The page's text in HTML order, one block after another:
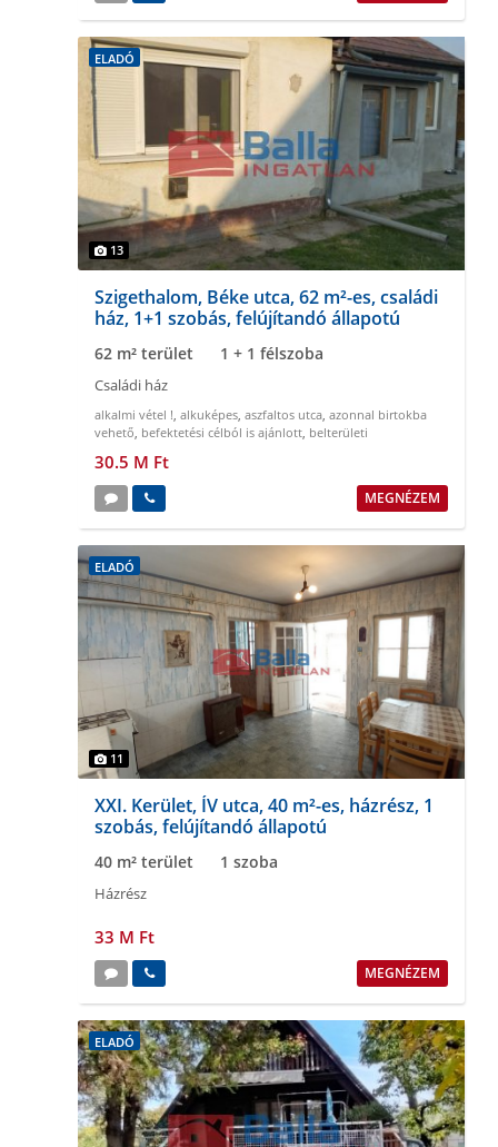
ELADÓ
13
Szigethalom, Béke utca, 62 m²-es, családi
ház, 1+1 szobás, felújítandó állapotú
62 m² terület 1 + 1 félszoba
Családi ház
alkalmi vétel !, alkuképes, aszfaltos utca, azonnal birtokba
vehető, befektetési célból is ajánlott, belterületi
30.5 M Ft
MEGNÉZEM
ELADÓ
11
XXI. Kerület, ÍV utca, 40 m²-es, házrész, 1
szobás, felújítandó állapotú
40 m² terület 1 szoba
Házrész
33 M Ft
MEGNÉZEM
ELADÓ